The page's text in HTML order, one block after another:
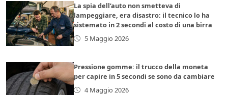
La spia dell’auto non smetteva di
lampeggiare, era disastro: il tecnico lo ha
sistemato in 2 secondi al costo di una birra
5 Maggio 2026
Pressione gomme: il trucco della moneta
per capire in 5 secondi se sono da cambiare
4 Maggio 2026